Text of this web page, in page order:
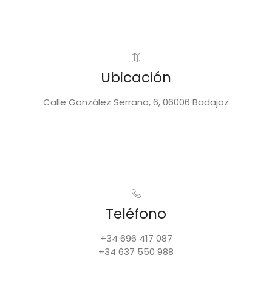
Ubicación
Calle González Serrano, 6, 06006 Badajoz
Teléfono
+34 696 417 087
+34 637 550 988